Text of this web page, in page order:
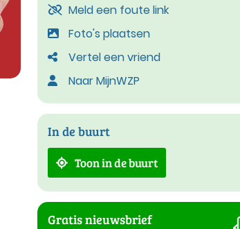
Meld een foute link
Foto's plaatsen
Vertel een vriend
Naar MijnWZP
In de buurt
Toon in de buurt
Gratis nieuwsbrief